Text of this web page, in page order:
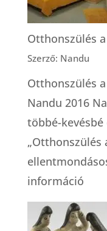
Otthonszülés
Szerző: Nandu
Otthonszülés
Nandu 2016
többé-
„Otthonszülés
információ:
a